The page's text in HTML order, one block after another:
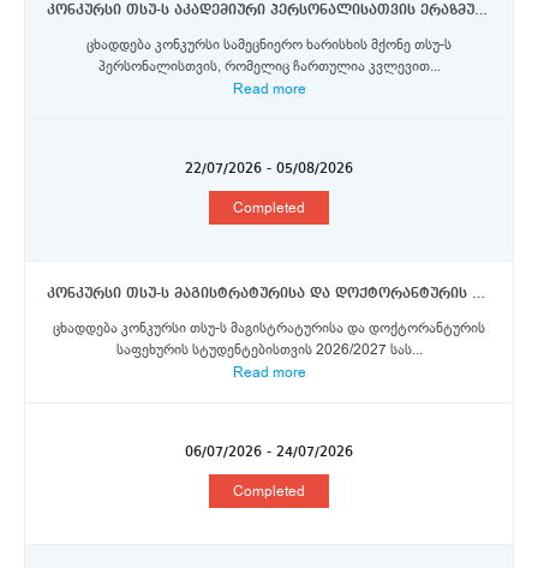
კონკურსი თსუ-ს აკადემიური პერსონალისათვის ერაზმუს+ და DAAD-ს აღმოსავლეთ პარტნიორობის პროგრამების სტიპენდიების მოსაპოვებლად
ცხადდება კონკურსი სამეცნიერო ხარისხის მქონე თსუ-ს
პერსონალისთვის, რომელიც ჩართულია კვლევით...
Read more
22/07/2026 - 05/08/2026
Completed
კონკურსი თსუ-ს მაგისტრატურისა და დოქტორანტურის საფეხურის სტუდენტებისთვის 2026/2027 სასწავლო წლის გაზაფხულის სემესტრისათვის ლაკვილას უნივერსიტეტში ერაზმუს+ პროგრამის სტიპენდიების მოსაპოვებლად
ცხადდება კონკურსი თსუ-ს მაგისტრატურისა და დოქტორანტურის
საფეხურის სტუდენტებისთვის 2026/2027 სას...
Read more
06/07/2026 - 24/07/2026
Completed